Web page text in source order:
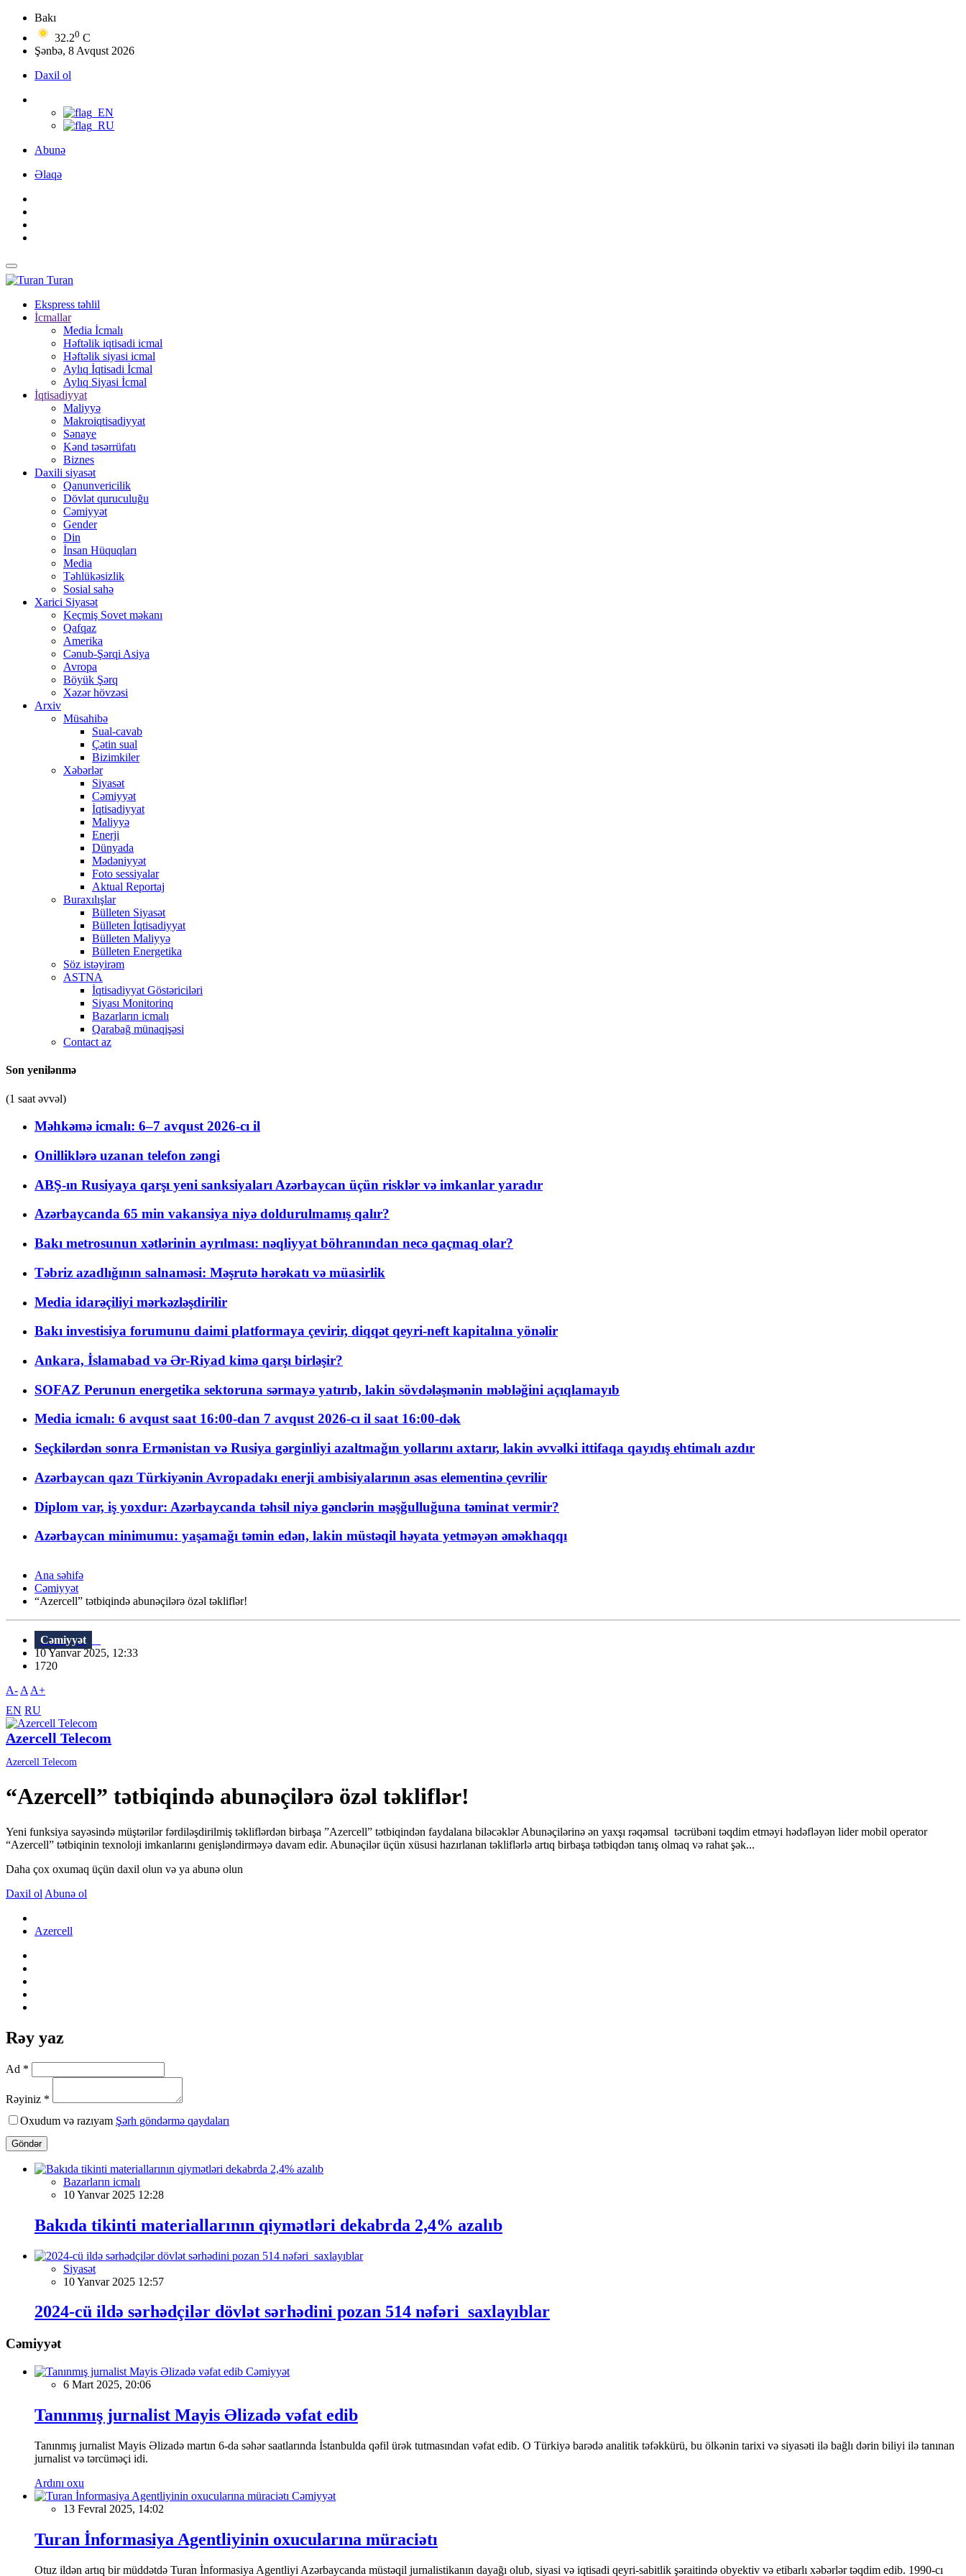
Bakı
32.20 C
Şənbə, 8 Avqust 2026
Daxil ol
Abunə
Əlaqə
Turan
Ekspress təhlil
İcmallar
Media İcmalı
Həftəlik iqtisadi icmal
Həftəlik siyasi icmal
Aylıq İqtisadi İcmal
Aylıq Siyasi İcmal
İqtisadiyyat
Maliyyə
Makroiqtisadiyyat
Sənaye
Kənd təsərrüfatı
Biznes
Daxili siyasət
Qanunvericilik
Dövlət quruculuğu
Cəmiyyət
Gender
Din
İnsan Hüquqları
Media
Təhlükəsizlik
Sosial sahə
Xarici Siyasət
Keçmiş Sovet məkanı
Qafqaz
Amerika
Cənub-Şərqi Asiya
Avropa
Böyük Şərq
Xəzər hövzəsi
Arxiv
Müsahibə
Sual-cavab
Çətin sual
Bizimkiler
Xəbərlər
Siyasət
Cəmiyyət
İqtisadiyyat
Maliyyə
Enerji
Dünyada
Mədəniyyət
Foto sessiyalar
Aktual Reportaj
Buraxılışlar
Bülleten Siyasət
Bülleten İqtisadiyyat
Bülleten Maliyyə
Bülleten Energetika
Söz istəyirəm
ASTNA
İqtisadiyyat Göstəriciləri
Siyası Monitorinq
Bazarların icmalı
Qarabağ münaqişəsi
Contact az
Son yenilənmə
(1 saat əvvəl)
Məhkəmə icmalı: 6–7 avqust 2026-cı il
Onilliklərə uzanan telefon zəngi
ABŞ-ın Rusiyaya qarşı yeni sanksiyaları Azərbaycan üçün risklər və imkanlar yaradır
Azərbaycanda 65 min vakansiya niyə doldurulmamış qalır?
Bakı metrosunun xətlərinin ayrılması: nəqliyyat böhranından necə qaçmaq olar?
Təbriz azadlığının salnaməsi: Məşrutə hərəkatı və müasirlik
Media idarəçiliyi mərkəzləşdirilir
Bakı investisiya forumunu daimi platformaya çevirir, diqqət qeyri-neft kapitalına yönəlir
Ankara, İslamabad və Ər-Riyad kimə qarşı birləşir?
SOFAZ Perunun energetika sektoruna sərmayə yatırıb, lakin sövdələşmənin məbləğini açıqlamayıb
Media icmalı: 6 avqust saat 16:00-dan 7 avqust 2026-cı il saat 16:00-dək
Seçkilərdən sonra Ermənistan və Rusiya gərginliyi azaltmağın yollarını axtarır, lakin əvvəlki ittifaqa qayıdış ehtimalı azdır
Azərbaycan qazı Türkiyənin Avropadakı enerji ambisiyalarının əsas elementinə çevrilir
Diplom var, iş yoxdur: Azərbaycanda təhsil niyə gənclərin məşğulluğuna təminat vermir?
Azərbaycan minimumu: yaşamağı təmin edən, lakin müstəqil həyata yetməyən əməkhaqqı
Ana səhifə
Cəmiyyət
“Azercell” tətbiqində abunəçilərə özəl təkliflər!
Cəmiyyət
10 Yanvar 2025, 12:33
1720
A- A A+
EN RU
Azercell Telecom
Azercell Telecom
“Azercell” tətbiqində abunəçilərə özəl təkliflər!
Yeni funksiya sayəsində müştərilər fərdiləşdirilmiş təkliflərdən birbaşa ”Azercell” tətbiqindən faydalana biləcəklər Abunəçilərinə ən yaxşı rəqəmsal təcrübəni təqdim etməyi hədəfləyən lider mobil operator
“Azercell” tətbiqinin texnoloji imkanlarını genişləndirməyə davam edir. Abunəçilər üçün xüsusi hazırlanan təkliflərlə artıq birbaşa tətbiqdən tanış olmaq və rahat şək...
Daha çox oxumaq üçün daxil olun və ya abunə olun
Daxil ol Abunə ol
Azercell
Rəy yaz
Ad *
Rəyiniz *
Oxudum və razıyam Şərh göndərmə qaydaları
Göndər
Bazarların icmalı
10 Yanvar 2025 12:28
Bakıda tikinti materiallarının qiymətləri dekabrda 2,4% azalıb
Siyasət
10 Yanvar 2025 12:57
2024-cü ildə sərhədçilər dövlət sərhədini pozan 514 nəfəri saxlayıblar
Cəmiyyət
Cəmiyyət
6 Mart 2025, 20:06
Tanınmış jurnalist Mayis Əlizadə vəfat edib
Tanınmış jurnalist Mayis Əlizadə martın 6-da səhər saatlarında İstanbulda qəfil ürək tutmasından vəfat edib. O Türkiyə barədə analitik təfəkkürü, bu ölkənin tarixi və siyasəti ilə bağlı dərin biliyi ilə tanınan
jurnalist və tərcüməçi idi.
Ardını oxu
Cəmiyyət
13 Fevral 2025, 14:02
Turan İnformasiya Agentliyinin oxucularına müraciətı
Otuz ildən artıq bir müddətdə Turan İnformasiya Agentliyi Azərbaycanda müstəqil jurnalistikanın dayağı olub, siyasi və iqtisadi qeyri-sabitlik şəraitində obyektiv və etibarlı xəbərlər təqdim edib. 1990-cı